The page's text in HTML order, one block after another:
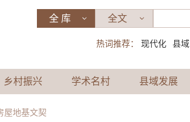
热词推荐： 现代化 县域
乡村振兴 学术名村 县域发展
屋地基文契